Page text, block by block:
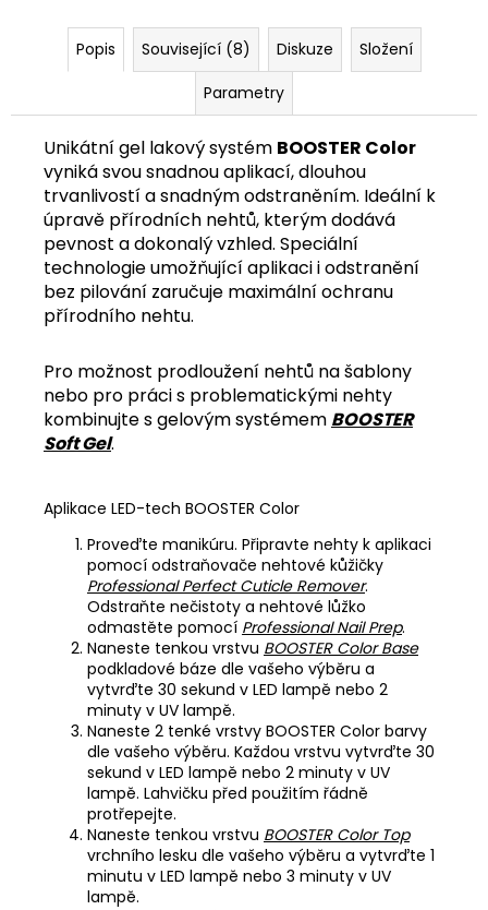
Popis Související (8) Diskuze
Složení
Parametry
Unikátní gel lakový systém BOOSTER Color
vyniká svou snadnou aplikací, dlouhou
trvanlivostí a snadným odstraněním. Ideální k
úpravě přírodních nehtů, kterým dodává
pevnost a dokonalý vzhled. Speciální
technologie umožňující aplikaci i odstranění
bez pilování zaručuje maximální ochranu
přírodního nehtu.
Pro možnost prodloužení nehtů na šablony
nebo pro práci s problematickými nehty
kombinujte s gelovým systémem BOOSTER
Soft Gel.
Aplikace LED-tech BOOSTER Color
Proveďte manikúru. Připravte nehty k aplikaci
pomocí odstraňovače nehtové kůžičky
Professional Perfect Cuticle Remover.
Odstraňte nečistoty a nehtové lůžko
odmastěte pomocí Professional Nail Prep.
Naneste tenkou vrstvu BOOSTER Color Base
podkladové báze dle vašeho výběru a
vytvrďte 30 sekund v LED lampě nebo 2
minuty v UV lampě.
Naneste 2 tenké vrstvy BOOSTER Color barvy
dle vašeho výběru. Každou vrstvu vytvrďte 30
sekund v LED lampě nebo 2 minuty v UV
lampě. Lahvičku před použitím řádně
protřepejte.
Naneste tenkou vrstvu BOOSTER Color Top
vrchního lesku dle vašeho výběru a vytvrďte 1
minutu v LED lampě nebo 3 minuty v UV
lampě.